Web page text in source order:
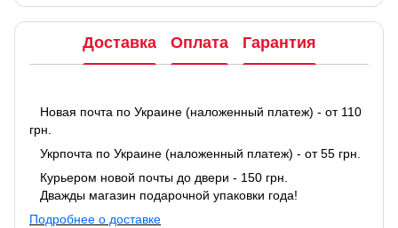
Доставка Оплата Гарантия
Новая почта по Украине (наложенный платеж) - от 110
грн.
Укрпочта по Украине (наложенный платеж) - от 55 грн.
Курьером новой почты до двери - 150 грн.
Дважды магазин подарочной упаковки года!
Подробнее о доставке